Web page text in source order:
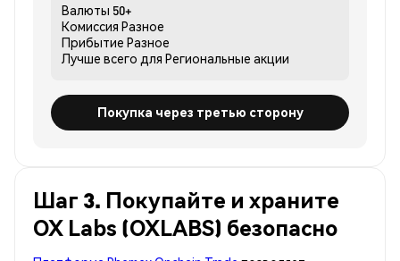
Валюты 50+
Комиссия Разное
Прибытие Разное
Лучше всего для Региональные акции
Покупка через третью сторону
Шаг 3. Покупайте и храните
OX Labs (OXLABS) безопасно